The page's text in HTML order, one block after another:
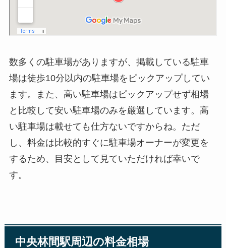
数多くの駐車場がありますが、掲載している駐車
場は徒歩10分以内の駐車場をピックアップしてい
ます。また、高い駐車場はピックアップせず相場
と比較して安い駐車場のみを厳選しています。高
い駐車場は載せても仕方ないですからね。ただ
し、料金は比較的すぐに駐車場オーナーが変更を
するため、目安として見ていただければ幸いで
す。
中央林間駅周辺の料金相場